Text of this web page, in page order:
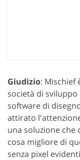
Giudizio: Mischief
società di
software di
attirato
una soluzione che
cosa migliore di
senza pixel